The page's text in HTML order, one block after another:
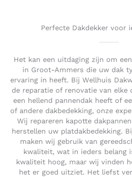
Perfecte Dakdekker voor
Het kan een uitdaging zijn om
in Groot-Ammers die uw dak
ervaring in heeft. Bij Wellhuis
de reparatie of renovatie van elke
een hellend pannendak heeft of
of andere dakbedekking, onze
Wij repareren kapotte
herstellen uw platdakbedekking.
maken wij gebruik van
kwaliteit, wat in ieders belang
kwaliteit hoog, maar wij vinden
het er goed uitziet. Het liefst